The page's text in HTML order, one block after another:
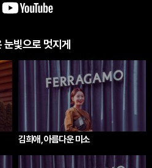
빛으로 멋지게
김희애, 아름다운 미소